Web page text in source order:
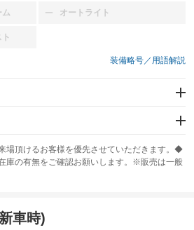
ム オートライト
：装備なし
装備略号／用語解説
/サイド
ABS
他場頂けるお客様を優先させていただきます。◆
庫の有無をご確認お願いします。※販売は一般
車時)